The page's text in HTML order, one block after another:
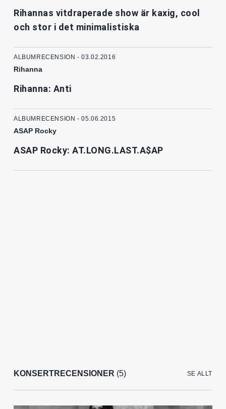
Rihannas vitdraperade show är kaxig, cool
och stor i det minimalistiska
ALBUMRECENSION - 03.02.2016
Rihanna
Rihanna: Anti
ALBUMRECENSION - 05.06.2015
ASAP Rocky
ASAP Rocky: AT.LONG.LAST.A$AP
KONSERTRECENSIONER (5) SE ALLT